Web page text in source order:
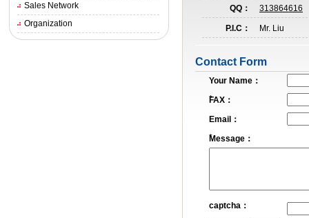
QQ： 313864616
P.I.C： Mr. Liu
Contact Form
Your Name：
*FAX：
Email：
*Message：
captcha：
Sales Network
Organization